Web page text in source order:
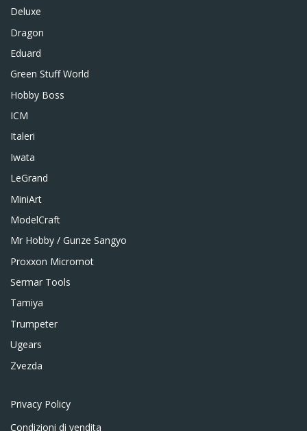
Deluxe
Dragon
Eduard
Green Stuff World
Hobby Boss
ICM
Italeri
Iwata
LeGrand
MiniArt
ModelCraft
Mr Hobby / Gunze Sangyo
Proxxon Micromot
Sermar Tools
Tamiya
Trumpeter
Ugears
Zvezda
Privacy Policy
Condizioni di vendita